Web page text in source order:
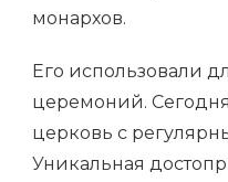
монархов.
Его использовали
церемоний.
церковь с
Уникальная